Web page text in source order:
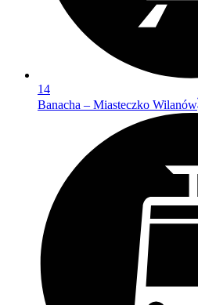
14
Banacha – Miasteczko Wilanów